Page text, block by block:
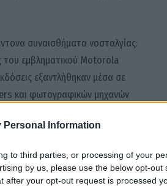
Personal Information
to third parties, or processing of your
by us, please use the below opt-out
after your opt-out request is processed
συναισθήματα νοσταλγίας:
του εμβληματικού Motorola
εξαντλήθηκαν μέσα σε
και φωτογραφικών μηχανών